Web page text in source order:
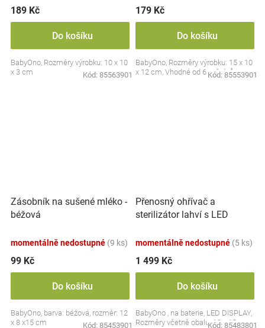
189 Kč
Do košíku
BabyOno, Rozměry výrobku: 10 x 10
x 3 cm
Kód: 85563901
179 Kč
Do košíku
BabyOno, Rozměry výrobku: 15 x 10
x 12 cm, Vhodné od 6 měsíců
Kód: 85553901
Zásobník na sušené mléko -
béžová
momentálně nedostupné (9 ks)
99 Kč
Do košíku
BabyOno, barva: béžová, rozměr: 12
x 8 x15 cm
Kód: 85453901
Přenosný ohřívač a
sterilizátor lahví s LED
momentálně nedostupné (5 ks)
1 499 Kč
Do košíku
BabyOno , na baterie, LED DISPLAY,
Rozměry včetně obalu: 19 x 13 cm.
Kód: 85483801